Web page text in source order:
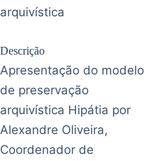
arquivística
Descrição
Apresentação do modelo
de preservação
arquivística Hipátia por
Alexandre Oliveira,
Coordenador de